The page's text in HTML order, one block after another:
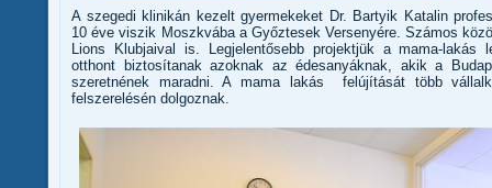
A szegedi klinikán kezelt gyermekeket Dr. Bartyik Katalin
10 éve viszik Moszkvába a Győztesek Versenyére. Számos
Lions Klubjaival is. Legjelentősebb projektjük a mama-lakás
otthont biztosítanak azoknak az édesanyáknak, akik a
szeretnének maradni. A mama lakás felújítását több
felszerelésén dolgoznak.